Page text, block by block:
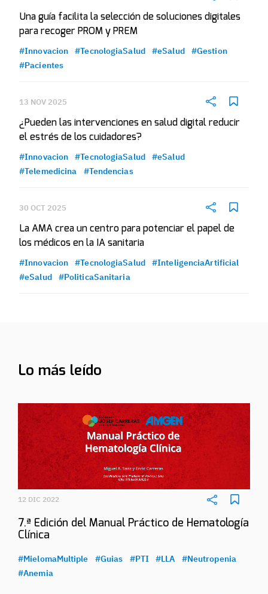
Una guía facilita la selección de soluciones digitales
para recoger PROM y PREM
#Innovacion #TecnologiaSalud #eSalud
#Gestion
#Pacientes
13 NOV 2025
¿Pueden las intervenciones en salud digital reducir
el estrés de los cuidadores?
#Innovacion #TecnologiaSalud
#eSalud
#Telemedicina
#Tendencias
30 OCT 2025
La AMA crea un centro para potenciar el papel de
los médicos en la IA sanitaria
#Innovacion #TecnologiaSalud
#InteligenciaArtificial
#eSalud
#PoliticaSanitaria
Lo más leído
12 DIC 2022
7.ª Edición del Manual Práctico de Hematología
Clínica
#MielomaMultiple #Guias #PTI #LLA
#Neutropenia
#Anemia